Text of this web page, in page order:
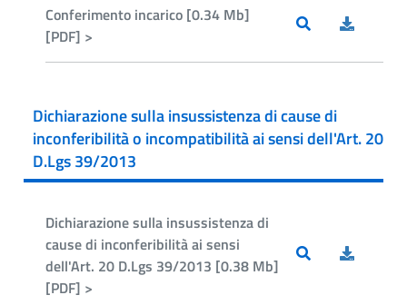
Conferimento incarico [0.34 Mb]
[PDF] >
Dichiarazione sulla insussistenza di cause di
inconferibilità o incompatibilità ai sensi dell'Art. 20
D.Lgs 39/2013
Dichiarazione sulla insussistenza di
cause di inconferibilità ai sensi
dell'Art. 20 D.Lgs 39/2013 [0.38 Mb]
[PDF] >